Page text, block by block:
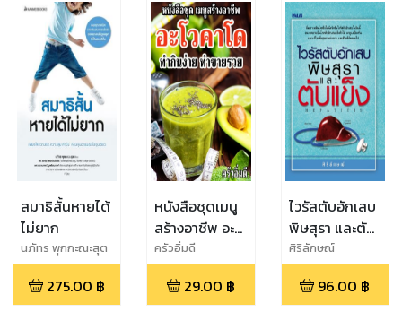
สมาธิสั้นหายได้
ไม่ยาก
นภัทร พุกกะณะสุต
275.00 ฿
หนังสือชุดเมนู
สร้างอาชีพ อะโว
คาโด ทำกินง่าย
ทำขายรวย
ครัวอิ่มดี
29.00 ฿
ไวรัสตับอักเสบ
พิษสุรา และตับ
แข็ง
ศิริลักษณ์
96.00 ฿